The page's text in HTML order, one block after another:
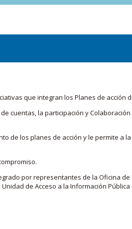
que integran los Planes de acción
la participación y
de los planes de acción y le permite a
por representantes de la Oficina
de Acceso a la Información